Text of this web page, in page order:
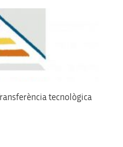
tecnològica